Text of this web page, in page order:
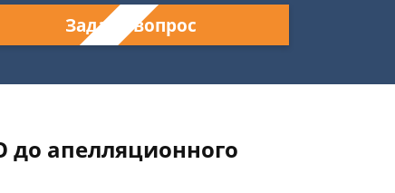
Задать вопрос
до апелляционного